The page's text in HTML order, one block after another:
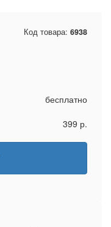
Код товара: 6938
бесплатно
399 р.